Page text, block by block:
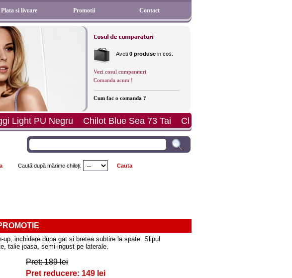
Plata si livrare Promotii Contact
Aveti 0 produse in cos.
Vezi cosul cumparaturi
Comanda acum !
Cum fac o comanda ?
Blue Sea 73 Tai Chilot Perfect Day Hipster
Caută după mărime chiloți:
inchidere dupa gat si bretea subtire la spate. Slipul
talie joasa, semi-ingust pe laterale.
Pret: 189 lei
Pret reducere: 149 lei